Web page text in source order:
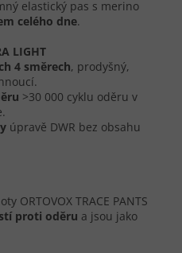
elastický pas s merino
celého dne.
LIGHT
4 směrech, prodyšný,
>30 000 cyklu oděru v
úpravě DWR bez obsahu
ORTOVOX TRACE PANTS
proti oděru a jsou jako